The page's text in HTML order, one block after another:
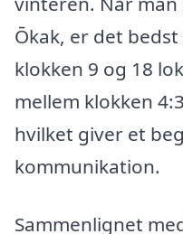
Ōkak, er det
klokken 9 og 18
mellem klokken
hvilket giver et
kommunikation.
Sammenlignet